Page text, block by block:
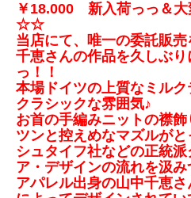
￥18.000 新入荷っっ＆大
☆☆
当店にて、唯一の委託販
千恵さんの作品を久しぶ
っ！！
本場ドイツの上質なミル
クラシックな雰囲気♪
お首の手編みニットの襟飾
ツンと控えめなマズルがと
シュタイフ社などの正統
ア・デザインの流れを汲み
アパレル出身の山中千恵